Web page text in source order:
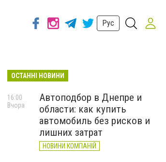
Рус
ОСТАННІ НОВИНИ
Автоподбор в Днепре и
области: как купить
автомобиль без рисков и
лишних затрат
НОВИНИ КОМПАНІЙ
16:00
Вчора